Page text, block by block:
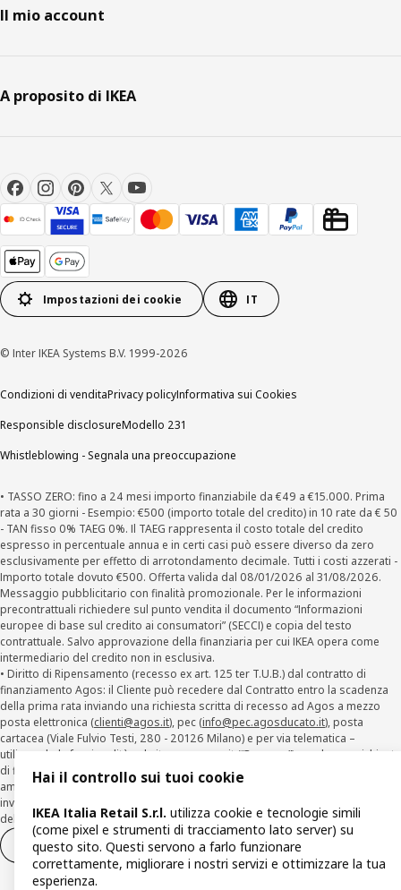
Il mio account
A proposito di IKEA
Impostazioni dei cookie IT
© Inter IKEA Systems B.V. 1999-2026
Condizioni di venditaPrivacy policyInformativa sui Cookies
Responsible disclosureModello 231
Whistleblowing - Segnala una preoccupazione
• TASSO ZERO: fino a 24 mesi importo finanziabile da €49 a €15.000. Prima
rata a 30 giorni - Esempio: €500 (importo totale del credito) in 10 rate da € 50
- TAN fisso 0% TAEG 0%. Il TAEG rappresenta il costo totale del credito
espresso in percentuale annua e in certi casi può essere diverso da zero
esclusivamente per effetto di arrotondamento decimale. Tutti i costi azzerati -
Importo totale dovuto €500. Offerta valida dal 08/01/2026 al 31/08/2026.
Messaggio pubblicitario con finalità promozionale. Per le informazioni
precontrattuali richiedere sul punto vendita il documento “Informazioni
europee di base sul credito ai consumatori” (SECCI) e copia del testo
contrattuale. Salvo approvazione della finanziaria per cui IKEA opera come
intermediario del credito non in esclusiva.
• Diritto di Ripensamento (recesso ex art. 125 ter T.U.B.) dal contratto di
finanziamento Agos: il Cliente può recedere dal Contratto entro la scadenza
della prima rata inviando una richiesta scritta di recesso ad Agos a mezzo
posta elettronica (clienti@agos.it), pec (info@pec.agosducato.it), posta
cartacea (Viale Fulvio Testi, 280 - 20126 Milano) e per via telematica –
utilizzando la funzionalità sul sito
www.agos.it (“Recesso”) - anche per richieste
di finanziamento effettuate con canali a distanza. In caso di pre-
ammortamento, la comunicazione di recesso da parte del Cliente deve essere
inviata, con le modalità di cui sopra entro 30 giorni dalla data di accettazione
della richiesta di finanziamento.
Diritto di recesso
Diritto di recesso per i servizi
Hai il controllo sui tuoi cookie
IKEA Italia Retail S.r.l. utilizza cookie e tecnologie simili
(come pixel e strumenti di tracciamento lato server) su
questo sito. Questi servono a farlo funzionare
correttamente, migliorare i nostri servizi e ottimizzare la tua
esperienza.